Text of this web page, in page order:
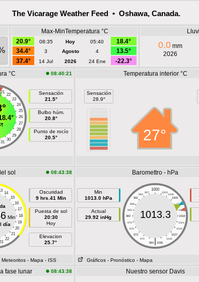
The Vicarage Weather Feed • Oshawa, Canada.
Max-MinTemperatura °C
20.9°
08:35 Hoy 05:40
18.4°
34.4°
3 Agosto 4
13.5°
37.4°
14 Jul 2026 24 Ene -22.3°
0.0 mm
2026
°C 08:40:21
21
22
23
24
25
26
27
28
29
30
31
Sensación
21.5°
Bulbo húm.
20.8°
Punto de rocío
20.5°
Temperatura interior °C
Sensación
28.9°
27°
sol 08:43:38
14
15
16
17
18
19
20
21
22
Min
día
Oscuridad
9 hrs.41 Min
Puesta de sol
20:30
Hoy
Elevacion
25.7°
Meteoritos - Mapa - ISS
Baromettro - hPa
Min
1013.0 hPa
Actual
29.92 inHg
1000
997 1003
994
1006
991
1009
988
1012
985
1015
982
1018
979
1021
976
1024
973
1027
970
1030
|
964 1036
1013.3
Gráficos - Pronóstico - Mapa
fase lunar 08:43:38 Nuestro sensor Davis